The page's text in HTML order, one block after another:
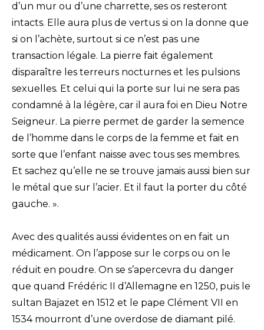
d’un mur ou d’une charrette, ses os resteront
intacts. Elle aura plus de vertus si on la donne que
si on l’achète, surtout si ce n’est pas une
transaction légale. La pierre fait également
disparaître les terreurs nocturnes et les pulsions
sexuelles. Et celui qui la porte sur lui ne sera pas
condamné à la légère, car il aura foi en Dieu Notre
Seigneur. La pierre permet de garder la semence
de l’homme dans le corps de la femme et fait en
sorte que l’enfant naisse avec tous ses membres.
Et sachez qu’elle ne se trouve jamais aussi bien sur
le métal que sur l’acier. Et il faut la porter du côté
gauche. ».
Avec des qualités aussi évidentes on en fait un
médicament. On l’appose sur le corps ou on le
réduit en poudre. On se s’apercevra du danger
que quand Frédéric II d’Allemagne en 1250, puis le
sultan Bajazet en 1512 et le pape Clément VII en
1534 mourront d’une overdose de diamant pilé.